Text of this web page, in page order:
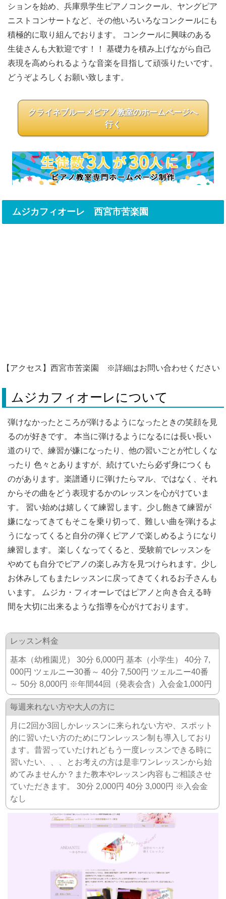
ションを始め、兵庫県学生ピアノコンクール、ヤングピア
ニストコンサートなど、その他いろいろなコンクールにも
積極的に取り組んでおります。 コンクールに興味のある
生徒さんも大歓迎です！！ 基礎力を積み上げながら自己
表現を高められるような音楽を目指して頑張りたいです。
どうぞよろしくお願い致します。
クライネブルーメピアノ教室のホームページへ
行く
ムジカフィオーレ 西宮市苦楽園
【アクセス】西宮市苦楽園 ※詳細はお問い合わせください
ムジカフィオーレについて
弾けなかったところが弾けるようになったときの笑顔を見
るのが好きです。 本当に弾けるようになるには長い長い
道のりで、練習が嫌になったり、他の習いごとが忙しくな
ったり 色々とありますが、続けていたら必ず身につくも
のがあります。楽譜通りに弾けたらマル、ではなく、それ
からその曲をどう表現するかのレッスンを心がけていま
す。 習い始めは嬉しくて練習します。少し飽きて練習が
嫌になってきてもそこを乗り切って、難しい曲を弾けるよ
うになってくると自分の弾くピアノで楽しめるようになり
練習します。 楽しくなってくると、受験前でレッスンを
やめても自分でピアノの楽しみ方を見つけられます。少し
お休みしてもまたレッスンに戻ってきてくれるお子さんも
います。 ムジカ・フィオーレではピアノと向き合える時
間を大切に出来るような指導を心がけております。
レッスン料金
基本（幼稚園児） 30分 6,000円 基本（小学生） 40分 7,
000円 ツェルニー30番～ 40分 7,500円 ツェルニー40番
～ 50分 8,000円 ※年間44回（発表会含）入会金1,000円
毎週来れない方や大人の方に
月に2回か3回しかレッスンに来られない方や、スポット
的に習いたい方のためにワンレッスン制も導入しており
ます。昔習っていたけれどもう一度レッスンできる時に
習いたい、、、とお考えの方は是非ワンレッスンから始
めてみませんか？また教本やレッスン内容もご相談させ
ていただきます。 30分 2,000円 40分 3,000円 ※入会金
なし